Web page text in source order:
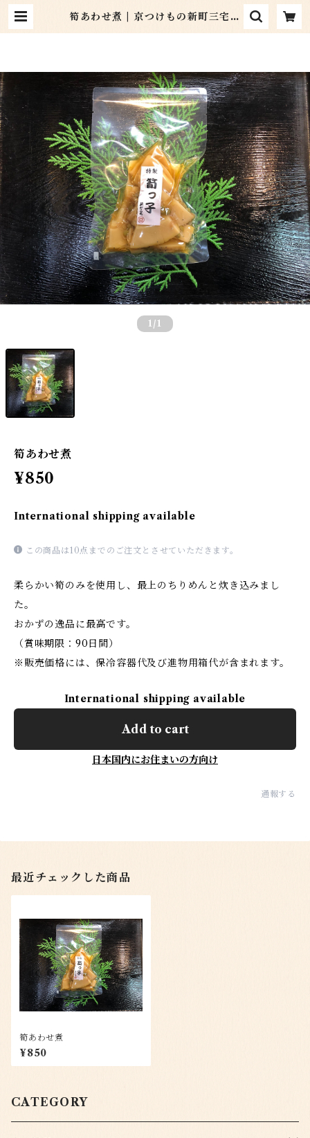
筍あわせ煮 | 京つけもの新町三宅
1 /1
筍あわせ煮
¥850
International shipping available
この商品は10点までのご注文とさせていただきます。
柔らかい筍のみを使用し、最上のちりめんと炊き込みまし
た。
おかずの逸品に最高です。
（賞味期限：90日間）
※販売価格には、保冷容器代及び進物用箱代が含まれます。
International shipping available
Add to cart
日本国内にお住まいの方向け
通報する
最近チェックした商品
筍あわせ煮
¥850
CATEGORY